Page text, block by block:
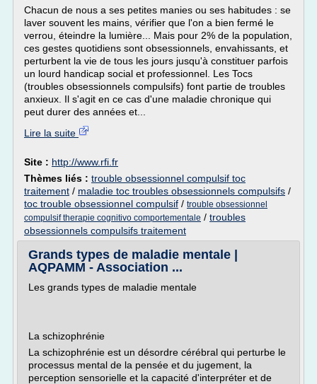
Chacun de nous a ses petites manies ou ses habitudes : se
laver souvent les mains, vérifier que l'on a bien fermé le
verrou, éteindre la lumière... Mais pour 2% de la population,
ces gestes quotidiens sont obsessionnels, envahissants, et
perturbent la vie de tous les jours jusqu'à constituer parfois
un lourd handicap social et professionnel. Les Tocs
(troubles obsessionnels compulsifs) font partie de troubles
anxieux. Il s'agit en ce cas d'une maladie chronique qui
peut durer des années et...
Lire la suite
Site : http://www.rfi.fr
Thèmes liés : trouble obsessionnel compulsif toc
traitement / maladie toc troubles obsessionnels compulsifs /
toc trouble obsessionnel compulsif / trouble obsessionnel
compulsif therapie cognitivo comportementale / troubles
obsessionnels compulsifs traitement
Grands types de maladie mentale |
AQPAMM - Association ...
Les grands types de maladie mentale
La schizophrénie
La schizophrénie est un désordre cérébral qui perturbe le
processus mental de la pensée et du jugement, la
perception sensorielle et la capacité d'interpréter et de